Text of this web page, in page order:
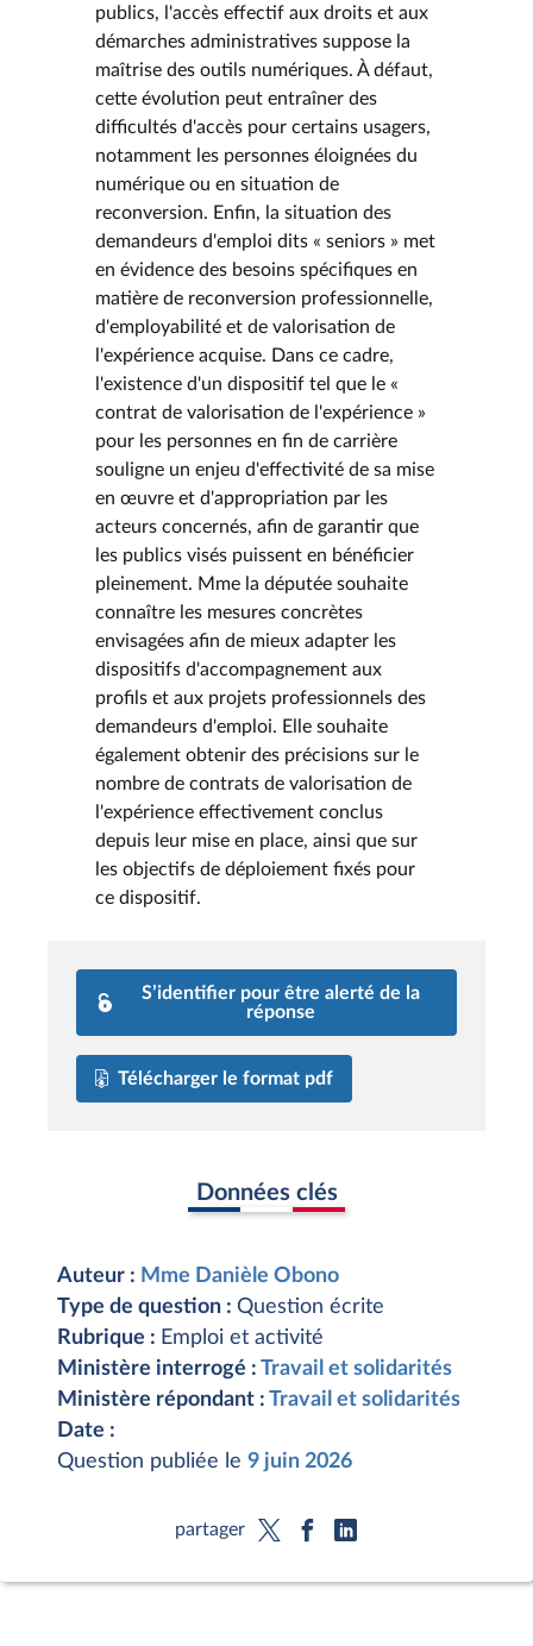
publics, l'accès effectif aux droits et aux
démarches administratives suppose la
maîtrise des outils numériques. À défaut,
cette évolution peut entraîner des
difficultés d'accès pour certains usagers,
notamment les personnes éloignées du
numérique ou en situation de
reconversion. Enfin, la situation des
demandeurs d'emploi dits « seniors » met
en évidence des besoins spécifiques en
matière de reconversion professionnelle,
d'employabilité et de valorisation de
l'expérience acquise. Dans ce cadre,
l'existence d'un dispositif tel que le «
contrat de valorisation de l'expérience »
pour les personnes en fin de carrière
souligne un enjeu d'effectivité de sa mise
en œuvre et d'appropriation par les
acteurs concernés, afin de garantir que
les publics visés puissent en bénéficier
pleinement. Mme la députée souhaite
connaître les mesures concrètes
envisagées afin de mieux adapter les
dispositifs d'accompagnement aux
profils et aux projets professionnels des
demandeurs d'emploi. Elle souhaite
également obtenir des précisions sur le
nombre de contrats de valorisation de
l'expérience effectivement conclus
depuis leur mise en place, ainsi que sur
les objectifs de déploiement fixés pour
ce dispositif.
S’identifier pour être alerté de la
réponse
Télécharger le format pdf
Données clés
Auteur : Mme Danièle Obono
Type de question : Question écrite
Rubrique : Emploi et activité
Ministère interrogé : Travail et solidarités
Ministère répondant : Travail et solidarités
Date :
Question publiée le 9 juin 2026
partager